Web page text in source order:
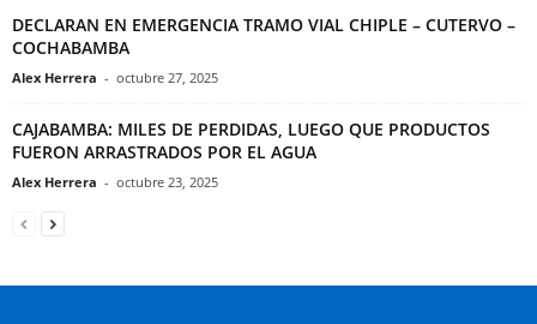
DECLARAN EN EMERGENCIA TRAMO VIAL CHIPLE – CUTERVO –
COCHABAMBA
Alex Herrera - octubre 27, 2025
CAJABAMBA: MILES DE PERDIDAS, LUEGO QUE PRODUCTOS
FUERON ARRASTRADOS POR EL AGUA
Alex Herrera - octubre 23, 2025